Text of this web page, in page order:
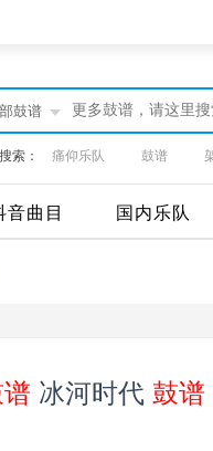
鼓谱
索： 痛仰乐队 鼓谱
音曲目 国内乐队
冰河时代 鼓谱